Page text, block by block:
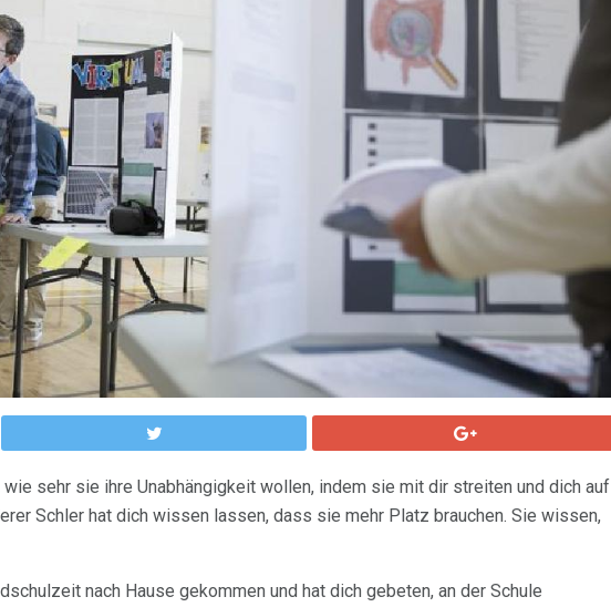
sehr sie ihre Unabhängigkeit wollen, indem sie mit dir streiten und dich auf
Schler hat dich wissen lassen, dass sie mehr Platz brauchen. Sie wissen,
nach Hause gekommen und hat dich gebeten, an der Schule